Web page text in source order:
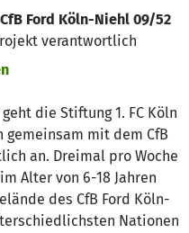
Ford Köln-Niehl 09/52
verantwortlich
die Stiftung 1. FC Köln
mit dem CfB
an. Dreimal pro Woche
Alter von 6-18 Jahren
des CfB Ford Köln-
Nationen